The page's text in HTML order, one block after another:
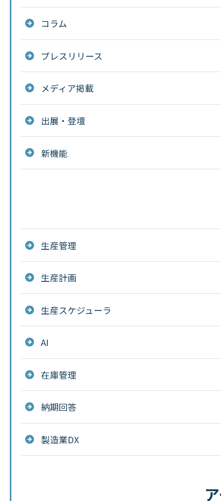
コラム
プレスリリース
メディア掲載
出展・登壇
新機能
生産管理
生産計画
生産スケジューラ
AI
在庫管理
納期回答
製造業DX